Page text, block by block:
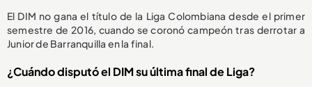
El DIM no gana el título de la Liga Colombiana desde el primer
semestre de 2016, cuando se coronó campeón tras derrotar a
Junior de Barranquilla en la final.
¿Cuándo disputó el DIM su última final de Liga?